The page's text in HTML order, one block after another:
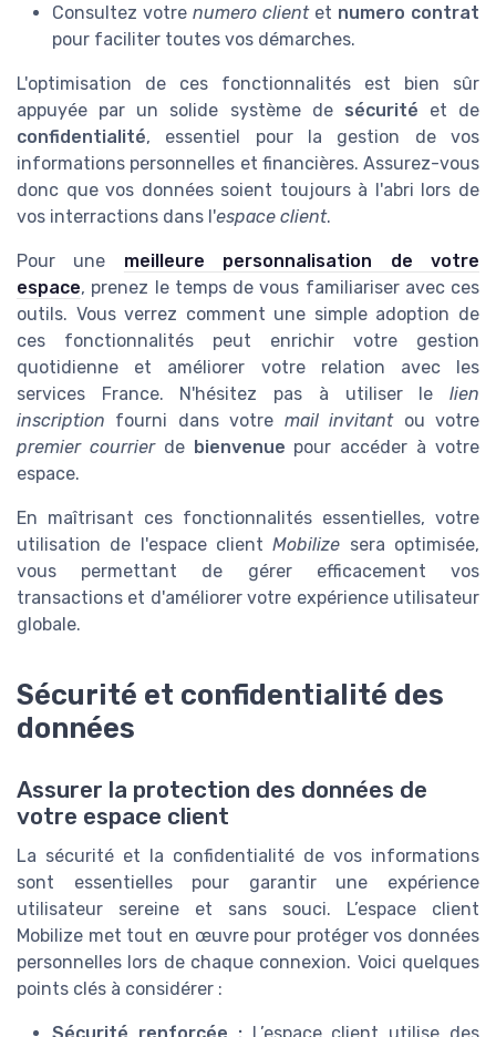
Consultez votre numero clientet numero contrat
pour faciliter toutes vos démarches.
L'optimisation de ces fonctionnalités est bien sûr
appuyée par un solide système de sécurité et de
confidentialité, essentiel pour la gestion de vos
informations personnelles et financières. Assurez-vous
donc que vos données soient toujours à l'abri lors de
vos interractions dans l'espace client.
Pour une meilleure personnalisation de votre
espace, prenez le temps de vous familiariser avec ces
outils. Vous verrez comment une simple adoption de
ces fonctionnalités peut enrichir votre gestion
quotidienne et améliorer votre relation avec les
services France. N'hésitez pas à utiliser le lien
inscription fourni dans votre mail invitantou votre
premier courrierde bienvenue pour accéder à votre
espace.
En maîtrisant ces fonctionnalités essentielles, votre
utilisation de l'espace clientMobilize sera optimisée,
vous permettant de gérer efficacement vos
transactions et d'améliorer votre expérience utilisateur
globale.
Sécurité et confidentialité des
données
Assurer la protection des données de
votre espace client
La sécurité et la confidentialité de vos informations
sont essentielles pour garantir une expérience
utilisateur sereine et sans souci. L’espace client
Mobilize met tout en œuvre pour protéger vos données
personnelles lors de chaque connexion. Voici quelques
points clés à considérer :